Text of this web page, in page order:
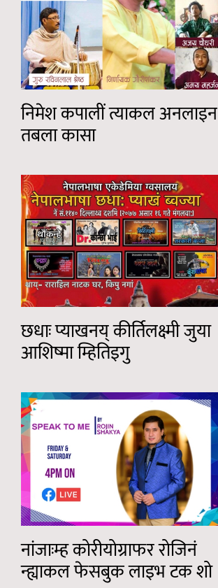
निमेश कपालीं त्याकल अनलाइन
तबला कासा
छधाः प्याखनय् कीर्तिलक्ष्मी जुया
आशिष्मा म्हितिइगु
नांजाःम्ह कोरीयोग्राफर रोजिनं
न्ह्याकल फेसबुक लाइभ टक शो